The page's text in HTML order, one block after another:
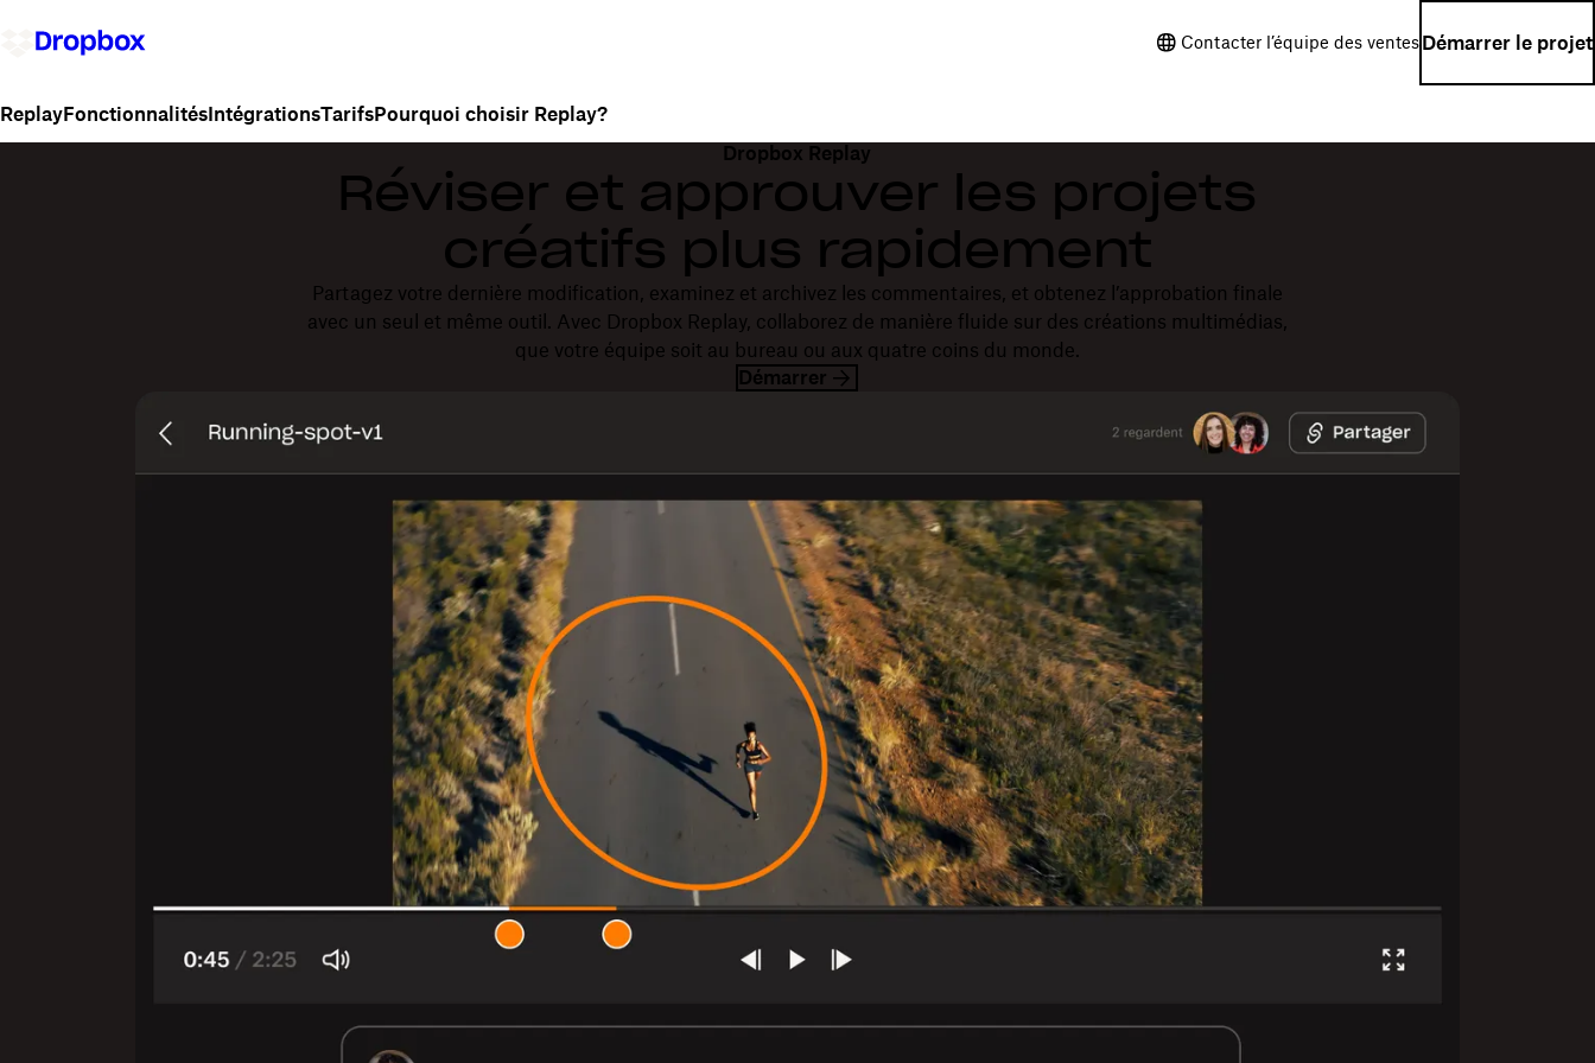
Contacter l’équipe des ventesDémarrer le projet
ReplayFonctionnalitésIntégrationsTarifsPourquoi choisir Replay?
Dropbox Replay
Réviser et approuver les projets
créatifs plus rapidement
Partagez votre dernière modification, examinez et archivez les commentaires, et obtenez l’approbation finale
avec un seul et même outil. Avec Dropbox Replay, collaborez de manière fluide sur des créations multimédias,
que votre équipe soit au bureau ou aux quatre coins du monde.
Démarrer